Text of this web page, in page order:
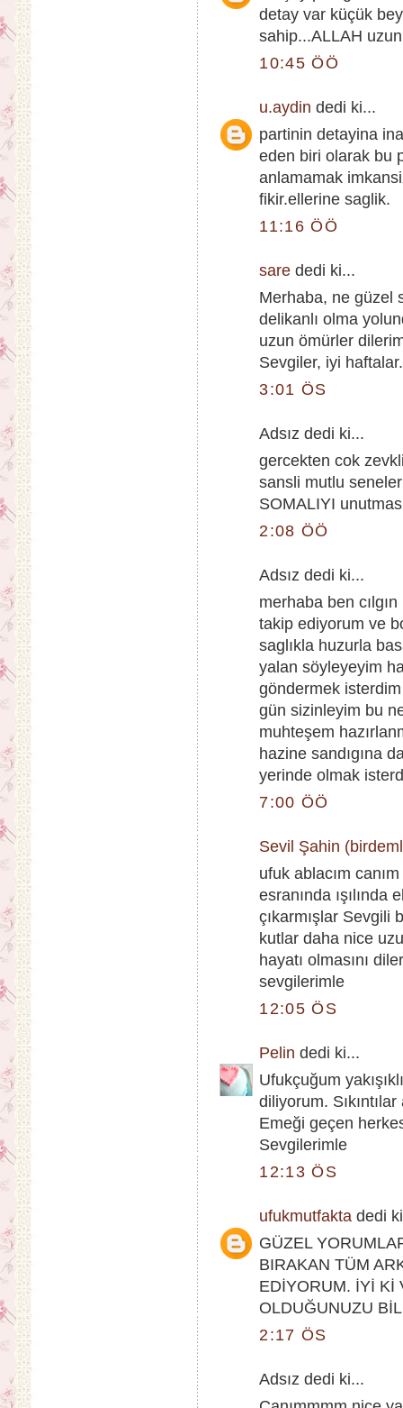
detay var küçük
sahip...ALLAH
10:45 ÖÖ
u.aydin dedi ki...
partinin detayina
eden biri olarak bu
anlamamak
fikir.ellerine saglik.
11:16 ÖÖ
sare dedi ki...
Merhaba, ne güzel
delikanlı olma
uzun ömürler
Sevgiler, iyi haftalar.
3:01 ÖS
Adsız dedi ki...
gercekten cok
sansli mutlu
SOMALIYI
2:08 ÖÖ
Adsız dedi ki...
merhaba ben
takip ediyorum ve
saglıkla huzurla
yalan söyleyeyim
göndermek
gün sizinleyim bu
muhteşem
hazine sandıgına
yerinde olmak
7:00 ÖÖ
Sevil Şahin
ufuk ablacım
esranında
çıkarmışlar Sevgili
kutlar daha nice
hayatı olmasını
sevgilerimle
12:05 ÖS
Pelin dedi ki...
Ufukçuğum
diliyorum.
Emeği geçen
Sevgilerimle
12:13 ÖS
ufukmutfakta dedi
GÜZEL
BIRAKAN TÜM
EDİYORUM. İYİ Kİ
OLDUĞUNUZU
2:17 ÖS
Adsız dedi ki...